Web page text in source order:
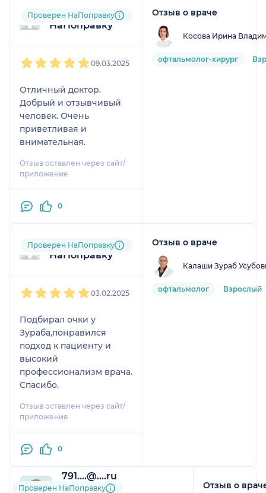
Пользователь
НаПоправку
Проверен НаПоправку
09.03.2025
Отличный доктор.
Добрый и отзывчивый
человек. Очень
приветливая и
внимательная.
Отзыв оставлен через сайт/
приложение
0
Отзыв о враче
Косова Ирина
офтальмолог-хирург
Пользователь
НаПоправку
Проверен НаПоправку
03.02.2025
Подбирал очки у
Зураба,понравился
подход к пациенту и
высокий
профессионализм врача.
Спасибо.
Отзыв оставлен через сайт/
приложение
0
Отзыв о враче
Калаши Зураб
офтальмолог Взрослый
791....@....ru
1 отзыв
Проверен НаПоправку
Отзыв о